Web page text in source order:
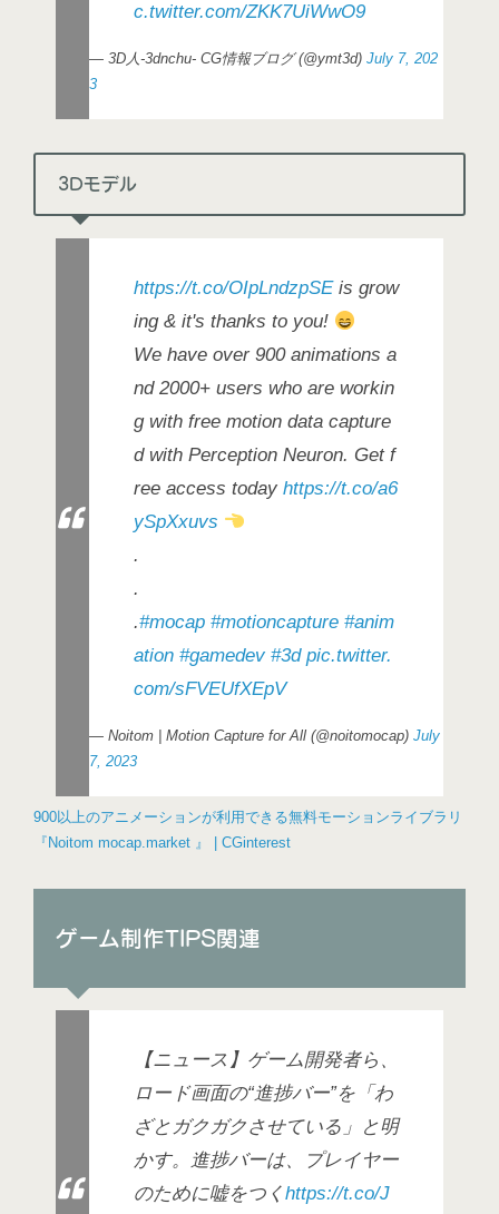
c.twitter.com/ZKK7UiWwO9
— 3D人-3dnchu- CG情報ブログ (@ymt3d) July 7, 202
3
3Dモデル
https://t.co/OIpLndzpSEis grow
ing & it's thanks to you!
We have over 900 animations a
nd 2000+ users who are workin
g with free motion data capture
d with Perception Neuron. Get f
ree access today https://t.co/a6
ySpXxuvs
.
.
.#mocap #motioncapture #anim
ation #gamedev #3d pic.twitter.
com/sFVEUfXEpV
— Noitom | Motion Capture for All (@noitomocap) July
7, 2023
900以上のアニメーションが利用できる無料モーションライブラリ
『Noitom mocap.market 』 | CGinterest
ゲーム制作TIPS関連
【ニュース】ゲーム開発者ら、
ロード画面の“進捗バー”を「わ
ざとガクガクさせている」と明
かす。進捗バーは、プレイヤー
のために嘘をつくhttps://t.co/J